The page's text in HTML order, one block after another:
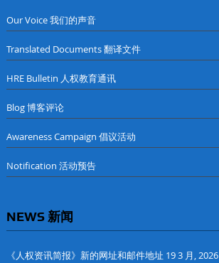
Our Voice 我们的声音
Translated Documents 翻译文件
HRE Bulletin 人权教育通讯
Blog 博客评论
Awareness Campaign 倡议活动
Notification 活动预告
NEWS 新闻
《人权资讯简报》新的网址和邮件地址 19 3 月, 2026